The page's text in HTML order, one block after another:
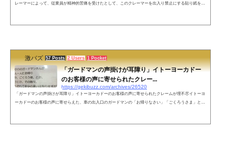
レーマーによって、従業員が精神的苦痛を受けたとして、このクレーマーを出入り禁止にする貼り紙を店
激バズ 57 Posts 2 Users 1 Pocket
「ガードマンの声掛けが耳障り」イトーヨーカドー
のお客様の声に寄せられたクレー...
https://gekibuzz.com/archives/26520
「ガードマンの声掛けが耳障り」イトーヨーカドーのお客様の声に寄せられたクレームが理不尽イトーヨ
ーカドーのお客様の声に寄せらえた、車の出入口のガードマンの「お帰りなさい」「ごくろうさま」とい